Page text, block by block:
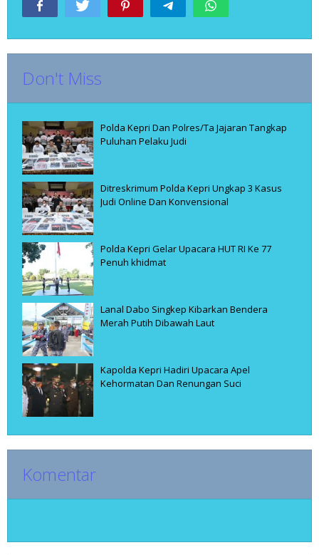
Don't Miss
Polda Kepri Dan Polres/Ta Jajaran Tangkap
Puluhan Pelaku Judi
Ditreskrimum Polda Kepri Ungkap 3 Kasus
Judi Online Dan Konvensional
Polda Kepri Gelar Upacara HUT RI Ke 77
Penuh khidmat
Lanal Dabo Singkep Kibarkan Bendera
Merah Putih Dibawah Laut
Kapolda Kepri Hadiri Upacara Apel
Kehormatan Dan Renungan Suci
Komentar